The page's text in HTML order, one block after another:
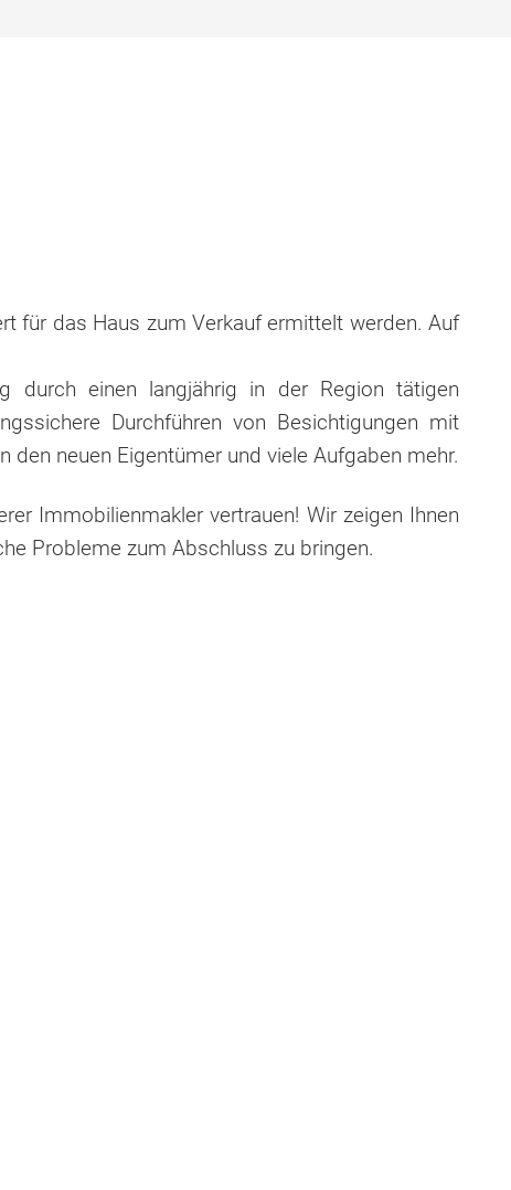
für das Haus zum Verkauf ermittelt werden. Auf
durch einen langjährig in der Region tätigen
Durchführen von Besichtigungen mit
neuen Eigentümer und viele Aufgaben mehr.
Immobilienmakler vertrauen! Wir zeigen Ihnen
Probleme zum Abschluss zu bringen.